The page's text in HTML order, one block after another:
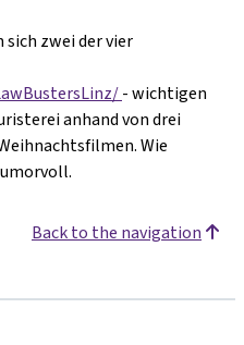
sich zwei der vier
- wichtigen
anhand von drei
Wie
Back to the navigation